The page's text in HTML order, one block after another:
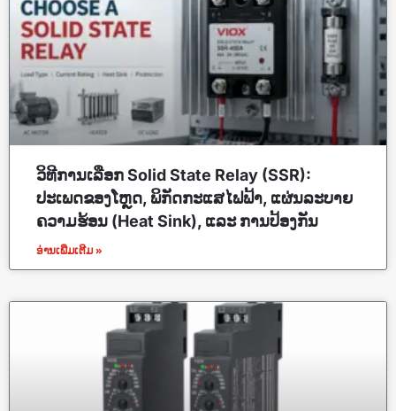
ວິທີການເລືອກ Solid State Relay (SSR):
ປະເພດຂອງໂຫຼດ, ພິກັດກະແສໄຟຟ້າ, ແຜ່ນລະບາຍ
ຄວາມຮ້ອນ (Heat Sink), ແລະ ການປ້ອງກັນ
ອ່ານເພີ່ມເຕີມ »